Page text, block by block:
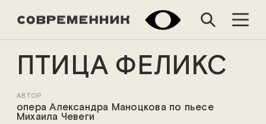
ПТИЦА ФЕЛИКС
АВТОР
опера Александра Маноцкова по пьесе
Михаила Чевеги